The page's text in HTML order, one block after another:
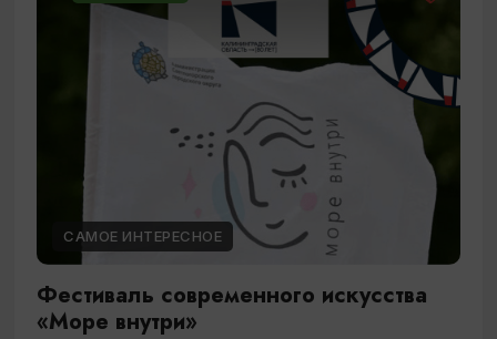
САМОЕ ИНТЕРЕСНОЕ
Фестиваль современного искусства
«Море внутри»